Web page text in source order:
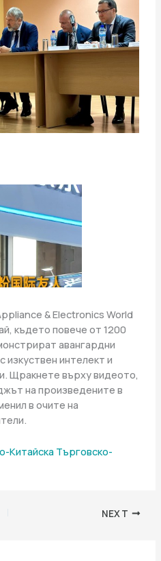
& Electronics World
където повече от 1200
авангардни
изкуствен интелект и
Щракнете върху видеото,
на произведените в
в очите на
Китайска Търговско-
NEXT